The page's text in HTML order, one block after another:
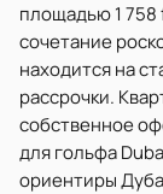
площадью 1 758
сочетание
находится на
рассрочки.
собственное
для гольфа
ориентиры